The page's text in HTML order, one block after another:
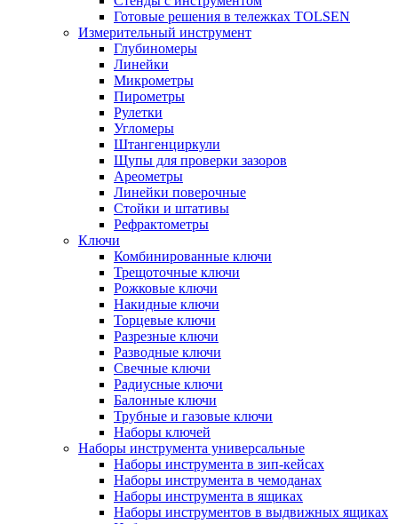
Готовые решения в тележках TOLSEN
Измерительный инструмент
Глубиномеры
Линейки
Микрометры
Пирометры
Рулетки
Угломеры
Штангенциркули
Щупы для проверки зазоров
Ареометры
Линейки поверочные
Стойки и штативы
Рефрактометры
Ключи
Комбинированные ключи
Трещоточные ключи
Рожковые ключи
Накидные ключи
Торцевые ключи
Разрезные ключи
Разводные ключи
Свечные ключи
Радиусные ключи
Балонные ключи
Трубные и газовые ключи
Наборы ключей
Наборы инструмента универсальные
Наборы инструмента в зип-кейсах
Наборы инструмента в чемоданах
Наборы инструмента в ящиках
Наборы инструментов в выдвижных ящиках